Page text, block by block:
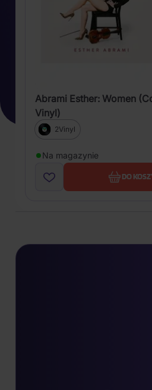
Abrami Esther: Women
Vinyl)
2Vinyl
Na magazynie
DO